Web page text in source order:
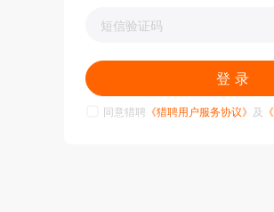
登 录
同意猎聘 《猎聘用户服务协议》 及